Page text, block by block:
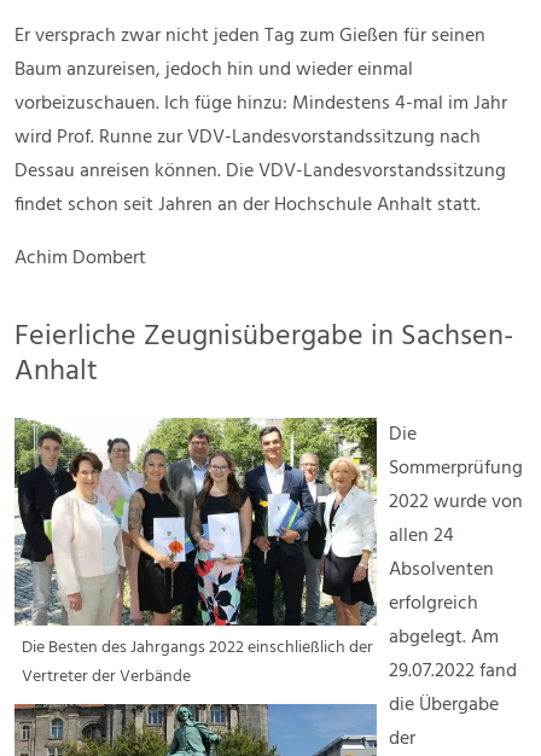
Er versprach zwar nicht jeden Tag zum Gießen für seinen
Baum anzureisen, jedoch hin und wieder einmal
vorbeizuschauen. Ich füge hinzu: Mindestens 4-mal im Jahr
wird Prof. Runne zur VDV-Landesvorstandssitzung nach
Dessau anreisen können. Die VDV-Landesvorstandssitzung
findet schon seit Jahren an der Hochschule Anhalt statt.
Achim Dombert
Feierliche Zeugnisübergabe in Sachsen-
Anhalt
Die Besten des Jahrgangs 2022 einschließlich der
Vertreter der Verbände
Die
Sommerprüfung
2022 wurde von
allen 24
Absolventen
erfolgreich
abgelegt. Am
29.07.2022 fand
die Übergabe
der